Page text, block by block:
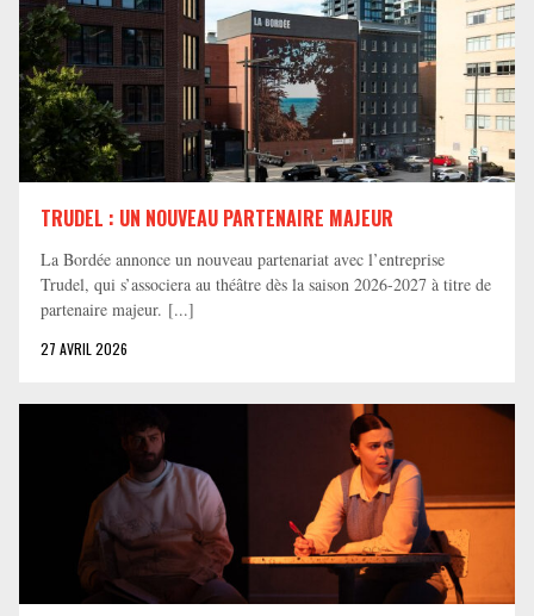
TRUDEL : UN NOUVEAU PARTENAIRE MAJEUR
La Bordée annonce un nouveau partenariat avec l’entreprise
Trudel, qui s’associera au théâtre dès la saison 2026-2027 à titre de
partenaire majeur. [...]
27 AVRIL 2026